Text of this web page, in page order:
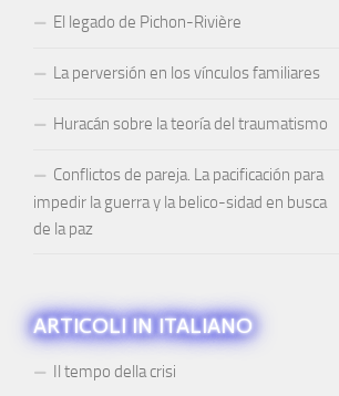
El legado de Pichon-Rivière
La perversión en los vínculos familiares
Huracán sobre la teoría del traumatismo
Conflictos de pareja. La pacificación para
impedir la guerra y la belico-sidad en busca
de la paz
ARTICOLI IN ITALIANO
Il tempo della crisi